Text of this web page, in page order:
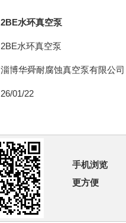
2BE水环真空泵
2BE水环真空泵
淄博华舜耐腐蚀真空泵有限公司
26/01/22
手机浏览
更方便